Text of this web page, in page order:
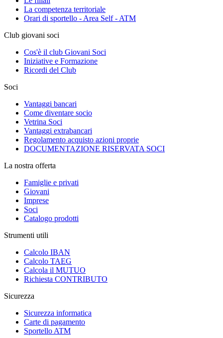
La competenza territoriale
Orari di sportello - Area Self - ATM
Club giovani soci
Cos'è il club Giovani Soci
Iniziative e Formazione
Ricordi del Club
Soci
Vantaggi bancari
Come diventare socio
Vetrina Soci
Vantaggi extrabancari
Regolamento acquisto azioni proprie
DOCUMENTAZIONE RISERVATA SOCI
La nostra offerta
Famiglie e privati
Giovani
Imprese
Soci
Catalogo prodotti
Strumenti utili
Calcolo IBAN
Calcolo TAEG
Calcola il MUTUO
Richiesta CONTRIBUTO
Sicurezza
Sicurezza informatica
Carte di pagamento
Sportello ATM